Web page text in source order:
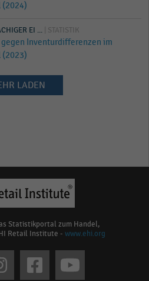
(2024)
EI ... | STATISTIK
Inventurdifferenzen im
(2023)
LADEN
Statistikportal zum Handel,
Retail Institute - www.ehi.org